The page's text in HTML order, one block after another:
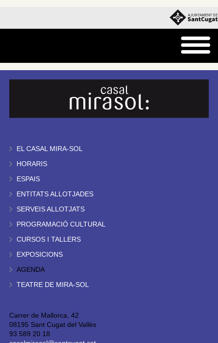
EL CASAL MIRA-SOL
HORARIS
ESPAIS
ENTITATS ALLOTJADES
SERVEIS ALLOTJATS
PROGRAMACIÓ CULTURAL
CURSOS I TALLERS
EXPOSICIONS
AGENDA
TEATRE DE MIRA-SOL
Carrer de Mallorca, 42
08195 Sant Cugat del Vallès
93 589 20 18